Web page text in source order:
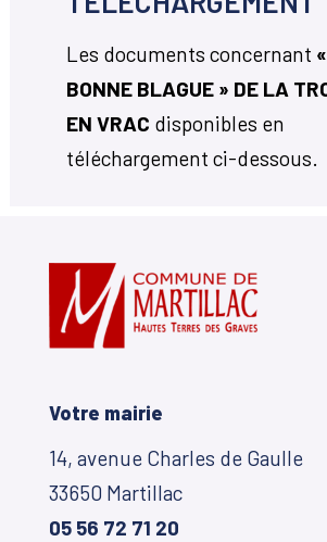
Les documents concernant
BONNE BLAGUE » DE LA
EN VRAC disponibles en
téléchargement ci-dessous.
Votre mairie
14, avenue Charles de Gaulle
33650 Martillac
05 56 72 71 20